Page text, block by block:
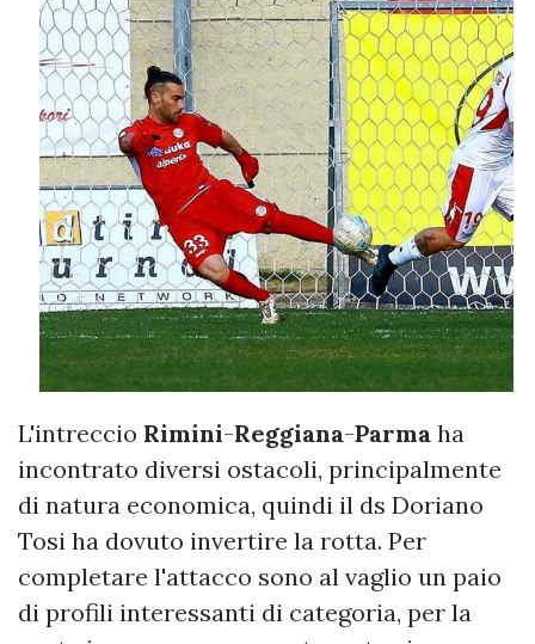
L'intreccio Rimini-Reggiana-Parma ha
incontrato diversi ostacoli, principalmente
di natura economica, quindi il ds Doriano
Tosi ha dovuto invertire la rotta. Per
completare l'attacco sono al vaglio un paio
di profili interessanti di categoria, per la